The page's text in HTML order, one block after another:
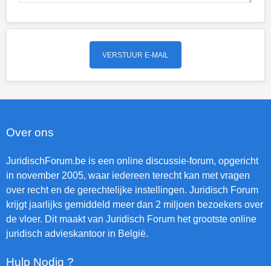
Over ons
JuridischForum.be is een online discussie-forum, opgericht
in november 2005, waar iedereen terecht kan met vragen
over recht en de gerechtelijke instellingen. Juridisch Forum
krijgt jaarlijks gemiddeld meer dan 2 miljoen bezoekers over
de vloer. Dit maakt van Juridisch Forum het grootste online
juridisch advieskantoor in België.
Hulp Nodig ?